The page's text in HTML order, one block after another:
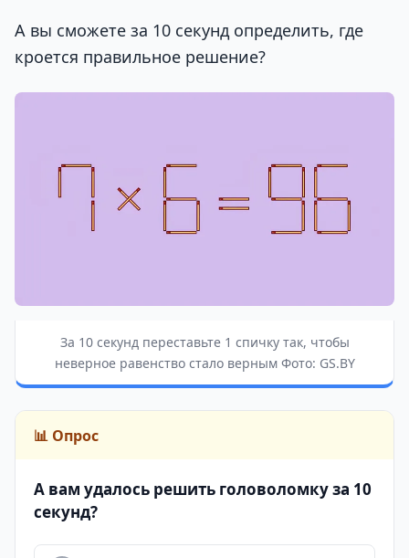
А вы сможете за 10 секунд определить, где
кроется правильное решение?
За 10 секунд переставьте 1 спичку так, чтобы
неверное равенство стало верным Фото: GS.BY
📊 Опрос
А вам удалось решить головоломку за 10
секунд?